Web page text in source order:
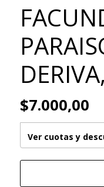
$7.000,00
Ver cuotas y